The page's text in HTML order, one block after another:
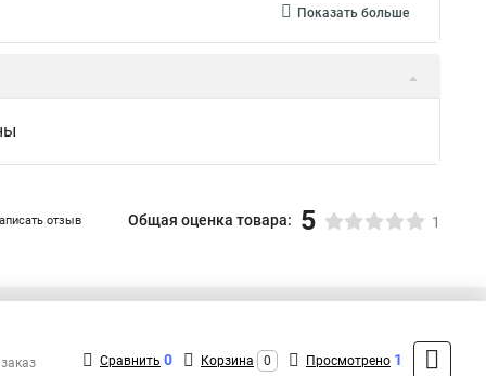
Показать больше
отзыв Общая оценка товара: 5 1
+7 (495) 432-41-41
Сравнить 0 Корзина 0 Просмотрено 1